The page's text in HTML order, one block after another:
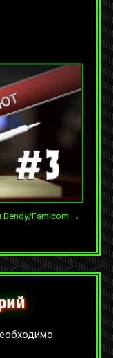
Метки:
20 лет
Famicom →